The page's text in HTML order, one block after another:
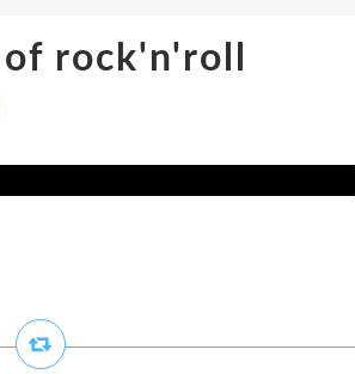
rock'n'roll